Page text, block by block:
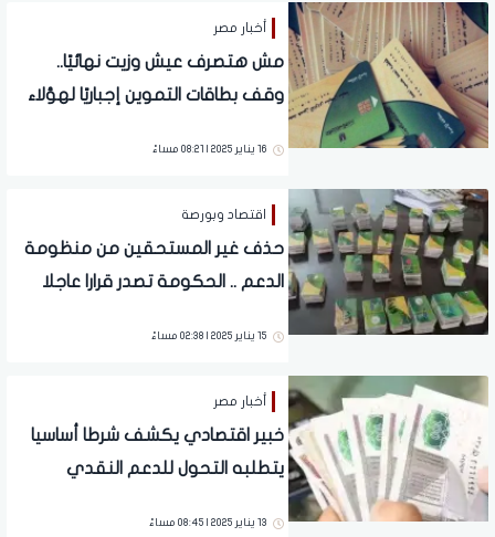
أخبار مصر
مش هتصرف عيش وزيت نهائيًا..
وقف بطاقات التموين إجباريًا لهؤلاء
16 يناير 2025 | 08:21 مساءً
اقتصاد وبورصة
حذف غير المستحقين من منظومة
الدعم .. الحكومة تصدر قرارا عاجلا
15 يناير 2025 | 02:38 مساءً
أخبار مصر
خبير اقتصادي يكشف شرطا أساسيا
يتطلبه التحول للدعم النقدي
13 يناير 2025 | 08:45 مساءً